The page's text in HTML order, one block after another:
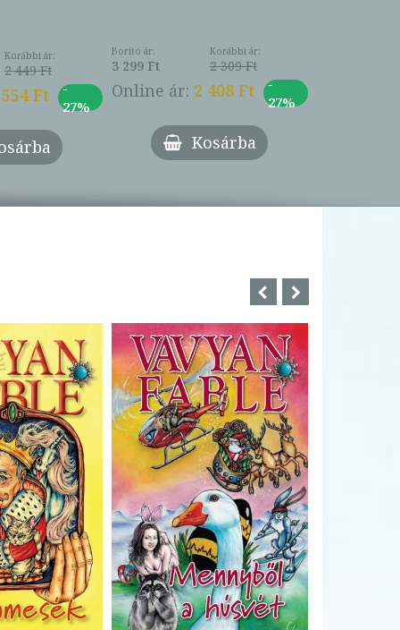
Korábbi ár:
2 449 Ft
Ft
-
27%
Borító ár:
3 299 Ft
Korábbi ár:
2 309 Ft
Online ár: 2 408 Ft
-
27%
Kosárba